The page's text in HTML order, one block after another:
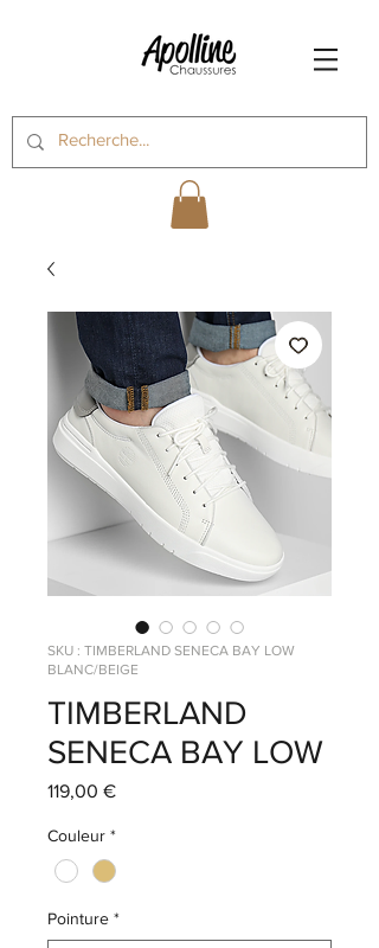
SKU : TIMBERLAND SENECA BAY LOW
BLANC/BEIGE
TIMBERLAND
SENECA BAY LOW
119,00 €Prix
Couleur *
Pointure *